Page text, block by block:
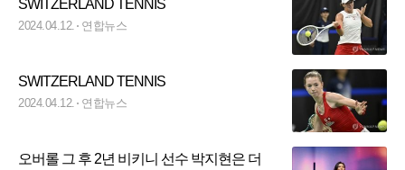
SWITZERLAND TENNIS
2024.04.12. 연합뉴스
SWITZERLAND TENNIS
2024.04.12. 연합뉴스
오버롤 그 후 2년 비키니 선수 박지현은 더